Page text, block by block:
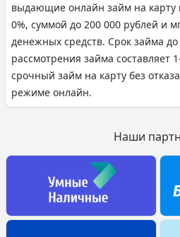
выдающие онлайн займ на карту
0%, суммой до 200 000 рублей и
денежных средств. Срок займа
рассмотрения займа составляет
срочный займ на карту без
режиме онлайн.
Наши